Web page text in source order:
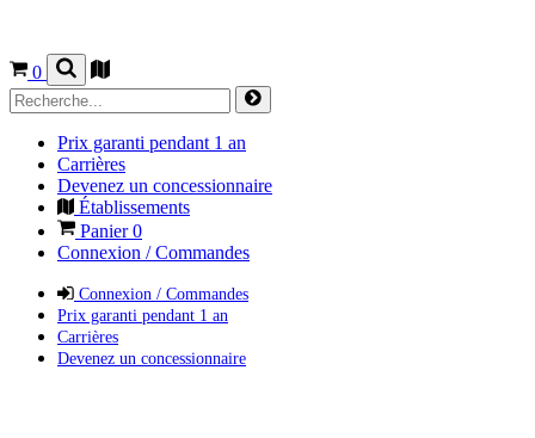
0
Prix garanti pendant 1 an
Carrières
Devenez un concessionnaire
Établissements
Panier0
Connexion / Commandes
Connexion / Commandes
Prix garanti pendant 1 an
Carrières
Devenez un concessionnaire